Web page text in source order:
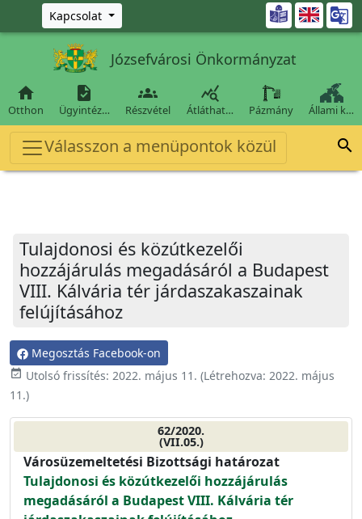
Ugrás a fő tartalomra
Kapcsolat 
Józsefvárosi Önkormányzat

Otthon

Ügyintéz…

Részvétel

Átláthat… Pázmány Állami k…
Válasszon a menüpontok közül 
Tulajdonosi és közútkezelői
hozzájárulás megadásáról a Budapest
VIII. Kálvária tér járdaszakaszainak
felújításához
Megosztás Facebook-on
event_available Utolsó frissítés: 2022. május 11. (Létrehozva: 2022. május
11.)
62/2020.
(VII.05.)
Városüzemeltetési Bizottsági határozat
Tulajdonosi és közútkezelői hozzájárulás
megadásáról a Budapest VIII. Kálvária tér